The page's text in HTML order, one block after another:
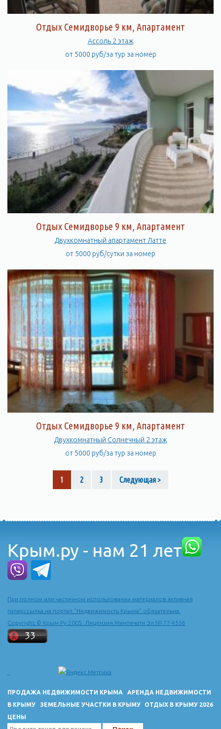
Отдых Семидворье 9 км, Апартамент
Ассоль 2 этаж
от 5000 руб/за тур за номер
Отдых Семидворье 9 км, Апартамент
Двухкомнатный апартамент Латте
от 5000 руб/сутки за номер
Отдых Семидворье 9 км, Апартамент
Двухкомнатный Солнечный 2 этаж
от 5000 руб/за тур за номер
1 2 3 Следующая >
Крым.ру - нам 21 лет
При полном или частичном использовании материалов активная
гиперссылка на портал "Недвижимость Крыма" обязательна.
Copyright © Крым.Ру 2005. Лицензия Минпечати Эл № 77-4556
ПРОДАЖА НЕДВИЖИМОСТИ КРЫМА
АРЕНДА НЕДВИЖИМОСТИ
В КРЫМУ
ЗЕМЕЛЬНЫЕ УЧАСТКИ В КРЫМУ
ОТДЫХ В КРЫМУ 2026
ЦЕНЫ